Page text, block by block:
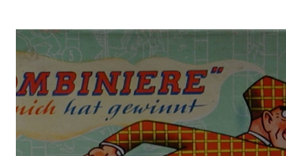
Schule & Erziehung
Orakelspiele Denkspiele Wissensspiel